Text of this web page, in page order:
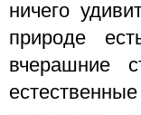
ничего
природе
вчерашние